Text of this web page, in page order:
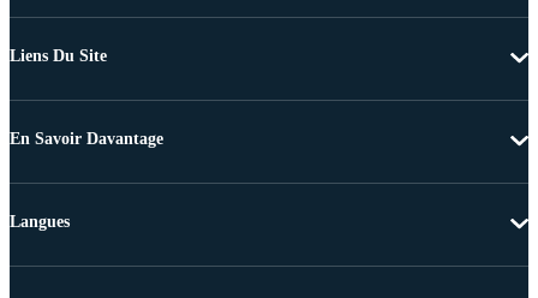
Liens Du Site
En Savoir Davantage
Langues